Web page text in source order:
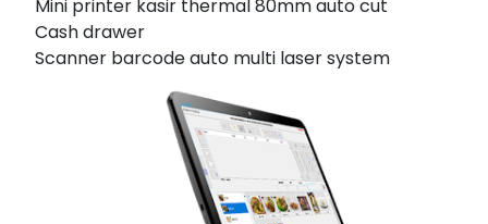
Mini printer kasir thermal 80mm auto cut
Cash drawer
Scanner barcode auto multi laser system